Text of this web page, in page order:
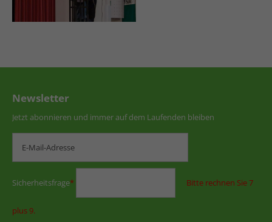
Newsletter
Jetzt abonnieren und immer auf dem Laufenden bleiben
Sicherheitsfrage* Bitte rechnen Sie 7
plus 9.